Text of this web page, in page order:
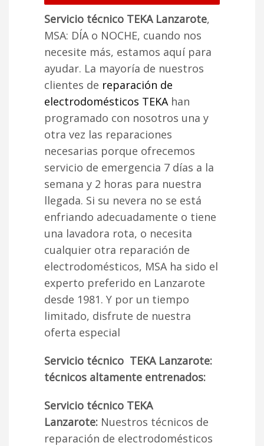
Servicio técnico TEKA Lanzarote,
MSA: DÍA o NOCHE, cuando nos
necesite más, estamos aquí para
ayudar. La mayoría de nuestros
clientes de reparación de
electrodomésticos TEKAhan
programado con nosotros una y
otra vez las reparaciones
necesarias porque ofrecemos
servicio de emergencia 7 días a la
semana y 2 horas para nuestra
llegada. Si su nevera no se está
enfriando adecuadamente o tiene
una lavadora rota, o necesita
cualquier otra reparación de
electrodomésticos, MSA ha sido el
experto preferido en Lanzarote
desde 1981. Y por un tiempo
limitado, disfrute de nuestra
oferta especial
Servicio técnico TEKA Lanzarote:
técnicos altamente entrenados:
Servicio técnico TEKA
Lanzarote: Nuestros técnicos de
reparación de electrodomésticos